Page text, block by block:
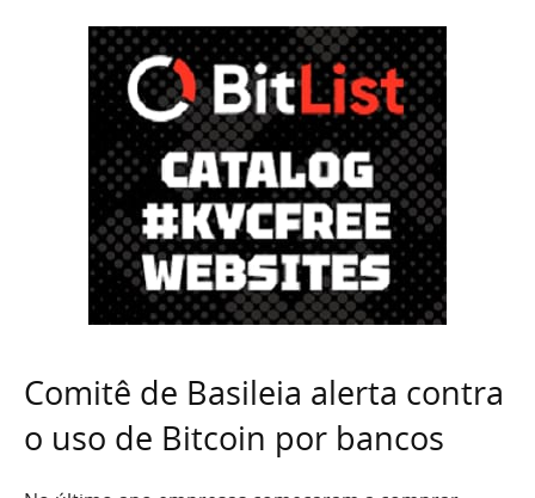
Comitê de Basileia alerta contra
o uso de Bitcoin por bancos